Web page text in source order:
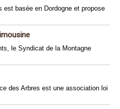
est basée en Dordogne et propose
le Syndicat de la Montagne
des Arbres est une association loi